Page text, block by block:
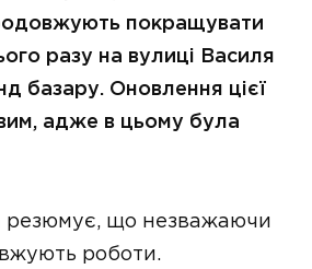
покращувати
разу на вулиці Василя
базару. Оновлення цієї
адже в цьому була
резюмує, що незважаючи
роботи.